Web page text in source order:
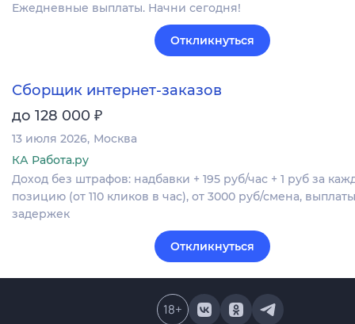
Ежедневные выплаты. Начни сегодня!
Откликнуться
Сборщик интернет-заказов
до 128 000 ₽
13 июля 2026 Москва
КА Работа.ру
Доход без штрафов: надбавки + 195 руб/час + 1 руб за
позицию (от 110 кликов в час), от 3000 руб/смена,
задержек
Откликнуться
18+